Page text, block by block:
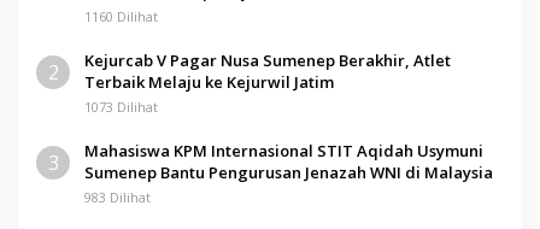
Pamolokan
1160 Dilihat
2
Kejurcab V Pagar Nusa Sumenep Berakhir, Atlet
Terbaik Melaju ke Kejurwil Jatim
1073 Dilihat
3
Mahasiswa KPM Internasional STIT Aqidah Usymuni
Sumenep Bantu Pengurusan Jenazah WNI di Malaysia
983 Dilihat